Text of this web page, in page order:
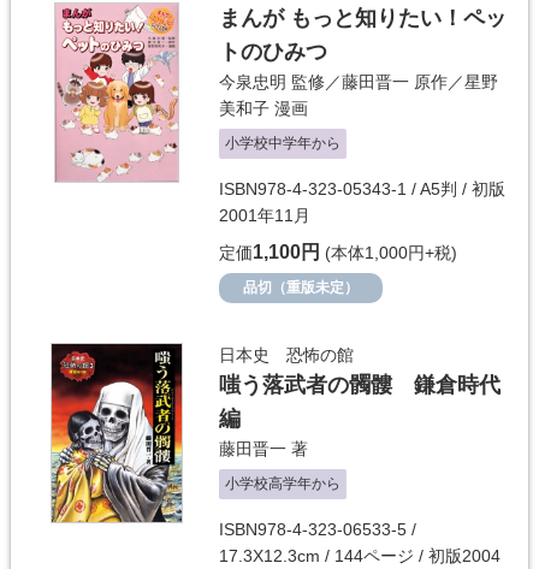
まんが もっと知りたい！ペッ
トのひみつ
今泉忠明 監修／藤田晋一 原作／星野
美和子 漫画
小学校中学年から
ISBN978-4-323-05343-1 / A5判 / 初版
2001年11月
定価1,100円 (本体1,000円+税)
品切（重版未定）
日本史 恐怖の館
嗤う落武者の髑髏 鎌倉時代
編
藤田晋一 著
小学校高学年から
ISBN978-4-323-06533-5 /
17.3X12.3cm / 144ページ / 初版2004